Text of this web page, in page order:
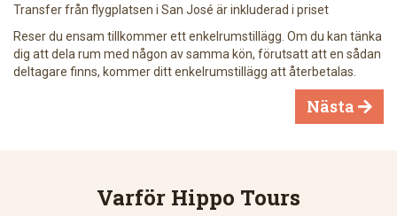
Transfer från flygplatsen i San José är inkluderad i priset
Reser du ensam tillkommer ett enkelrumstillägg. Om du kan tänka
dig att dela rum med någon av samma kön, förutsatt att en sådan
deltagare finns, kommer ditt enkelrumstillägg att återbetalas.
Nästa 
Varför Hippo Tours